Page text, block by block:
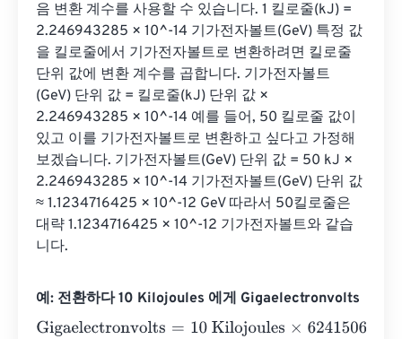
음 변환 계수를 사용할 수 있습니다. 1 킬로줄(kJ) =
2.246943285 × 10^-14 기가전자볼트(GeV) 특정 값
을 킬로줄에서 기가전자볼트로 변환하려면 킬로줄
단위 값에 변환 계수를 곱합니다. 기가전자볼트
(GeV) 단위 값 = 킬로줄(kJ) 단위 값 ×
2.246943285 × 10^-14 예를 들어, 50 킬로줄 값이
있고 이를 기가전자볼트로 변환하고 싶다고 가정해
보겠습니다. 기가전자볼트(GeV) 단위 값 = 50 kJ ×
2.246943285 × 10^-14 기가전자볼트(GeV) 단위 값
≈ 1.1234716425 × 10^-12 GeV 따라서 50킬로줄은
대략 1.1234716425 × 10^-12 기가전자볼트와 같습
니다.
예: 전환하다 10 Kilojoules 에게 Gigaelectronvolts
Gigaelectronvolts=10 Kilojoules×62415064799641832